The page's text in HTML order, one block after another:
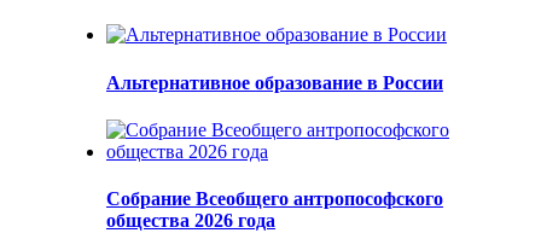
Альтернативное образование в России
Собрание Всеобщего антропософского
общества 2026 года